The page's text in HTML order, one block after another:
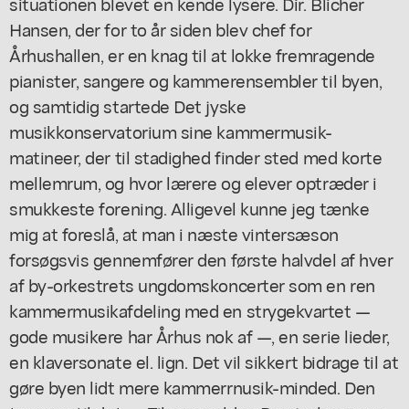
Hansen, der for to år siden blev chef for
Århushallen, er en knag til at lokke fremragende
pianister, sangere og kammerensembler til byen,
og samtidig startede Det jyske
musikkonservatorium sine kammermusik-
matineer, der til stadighed finder sted med korte
mellemrum, og hvor lærere og elever optræder i
smukkeste forening. Alligevel kunne jeg tænke
mig at foreslå, at man i næste vintersæson
forsøgsvis gennemfører den første halvdel af hver
af by-orkestrets ungdomskoncerter som en ren
kammermusikafdeling med en strygekvartet —
gode musikere har Århus nok af —, en serie lieder,
en klaversonate el. lign. Det vil sikkert bidrage til at
gøre byen lidt mere kammerrnusik-minded. Den